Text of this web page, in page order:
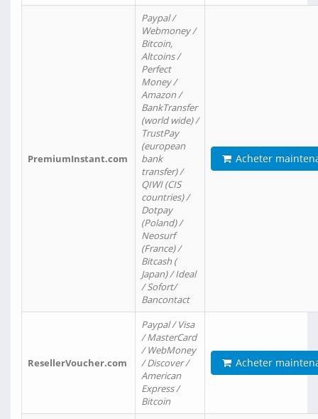
PremiumInstant.com
Paypal /
Webmoney /
Bitcoin,
Altcoins /
Perfect
Money /
Amazon /
BankTransfer
(world wide) /
TrustPay
(european
bank
transfer) /
QIWI (CIS
countries) /
Dotpay
(Poland) /
Neosurf
(France) /
Bitcash (
Japan) / Ideal
/ Sofort/
Bancontact
Acheter
ResellerVoucher.com
Paypal / Visa
/ MasterCard
/ WebMoney
/ Discover /
American
Express /
Bitcoin
Acheter